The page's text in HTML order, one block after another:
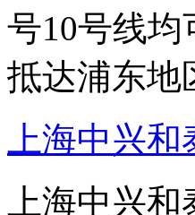
号10号线
抵达浦东地
上海中兴
上海中兴